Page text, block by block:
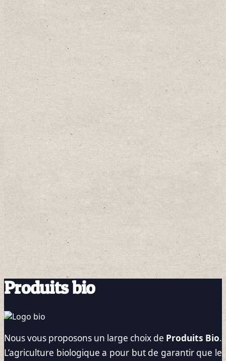
Produits bio
Nous vous proposons un large choix de Produits Bio.
L’agriculture biologique a pour but de garantir que le